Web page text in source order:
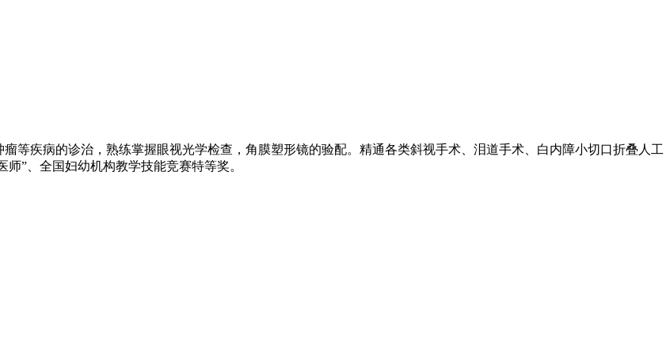
等疾病的诊治，熟练掌握眼视光学检查，角膜塑形镜的验配。精通各类斜视手术、泪道手术、白内障小切口折叠人工
”、全国妇幼机构教学技能竞赛特等奖。